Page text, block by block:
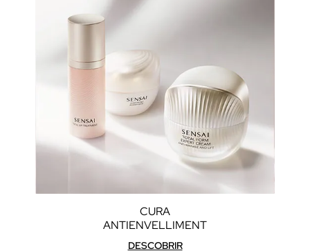
CURA
ANTIENVELLIMENT
DESCOBRIR